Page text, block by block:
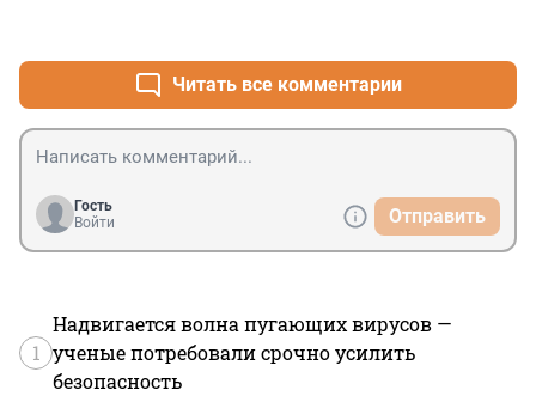
Читать все комментарии
Гость
Войти
Отправить
1
Надвигается волна пугающих вирусов —
ученые потребовали срочно усилить
безопасность